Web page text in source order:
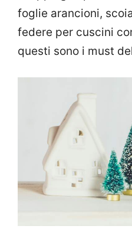
foglie arancioni,
federe per cuscini
questi sono i must